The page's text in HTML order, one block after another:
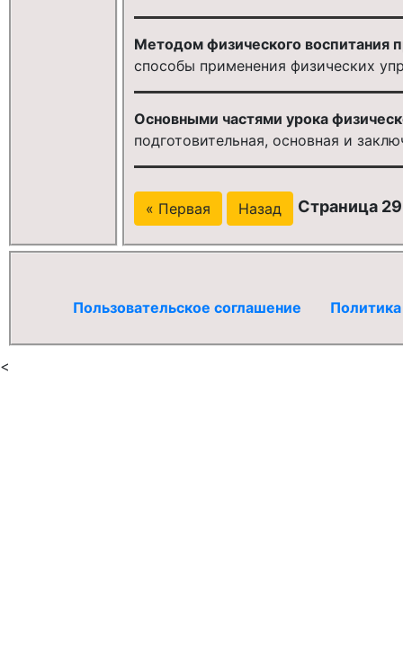
Методом физического воспитания
способы применения физических
Основными частями урока
подготовительная, основная и
« Первая Назад Страница
Пользовательское соглашение
<